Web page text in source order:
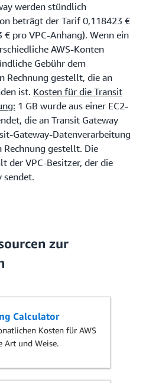
werden stündlich
beträgt der Tarif 0,118423 €
pro VPC-Anhang). Wenn ein
AWS-Konten
Gebühr dem
Rechnung gestellt, die an
ist. Kosten für die Transit
1 GB wurde aus einer EC2-
die an Transit Gateway
Gateway-Datenverarbeitung
gestellt. Die
der VPC-Besitzer, der die
sendet.
zur
Calculator
Kosten für AWS
Art und Weise.